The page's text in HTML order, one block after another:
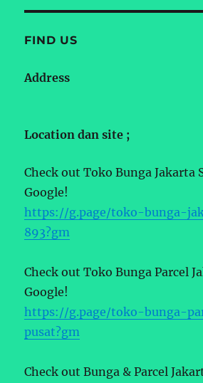
FIND US
Address
Location dan site ;
Check out Toko Bunga Jakarta
Google!
https://g.page/toko-bunga-
893?gm
Check out Toko Bunga Parcel
Google!
https://g.page/toko-bunga-
pusat?gm
Check out Bunga & Parcel